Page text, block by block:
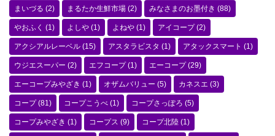
まいづる (2) まるたか生鮮市場 (2) みなさまのお墨付き (88)
やおふく (1) よしや (1) よねや (1) アイコープ(2)
アクシアルレーベル (15) アスタラビスタ (1) アタックスマート (1)
ウジエスーパー (2) エフコープ(1) エーコープ(29)
エーコープみやざき (1) オザムバリュー (5) カネスエ (3)
コープ(81) コープこうべ (1) コープさっぽろ (5)
コープみやざき (1) コープス (9) コープ北陸 (1)